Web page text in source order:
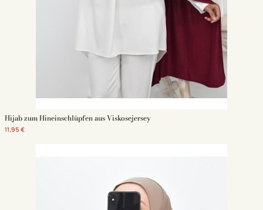
Hijab zum Hineinschlüpfen aus Viskosejersey
11,95 €